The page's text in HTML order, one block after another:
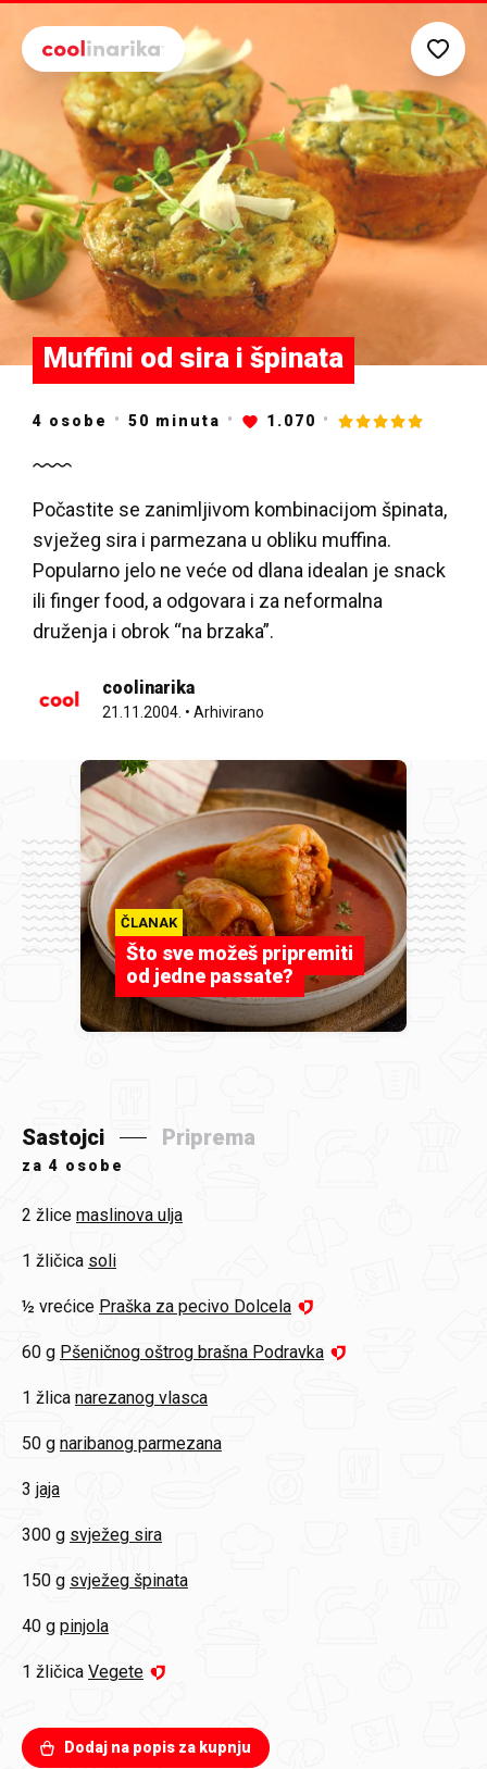
Muffini od sira i špinata
4 osobe 50 minuta 1.070
Počastite se zanimljivom kombinacijom špinata,
svježeg sira i parmezana u obliku muffina.
Popularno jelo ne veće od dlana idealan je snack
ili finger food, a odgovara i za neformalna
druženja i obrok “na brzaka”.
coolinarika
21.11.2004. • Arhivirano
ČLANAK
Što sve možeš pripremiti
od jedne passate?
Sastojci Priprema
za 4 osobe
2 žlice maslinova ulja
1 žličica soli
½ vrećice Praška za pecivo Dolcela
60 g Pšeničnog oštrog brašna Podravka
1 žlica narezanog vlasca
50 g naribanog parmezana
3 jaja
300 g svježeg sira
150 g svježeg špinata
40 g pinjola
1 žličica Vegete
Dodaj na popis za kupnju